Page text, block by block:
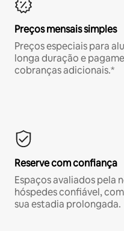
Preços mensais simples
Preços especiais para
longa duração e
cobranças adicionais.*
Reserve com confiança
Espaços avaliados pela
hóspedes confiável,
sua estadia prolongada.